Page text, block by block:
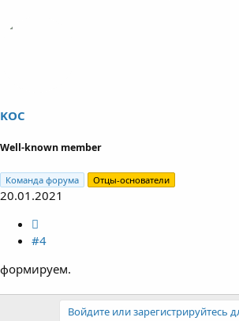
KOC
Well-known member
Команда форума Отцы-основатели
20.01.2021
#4
формируем.
Войдите или зарегистрируйтесь